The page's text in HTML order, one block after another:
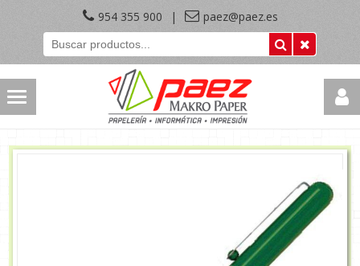
954 355 900 | paez@paez.es